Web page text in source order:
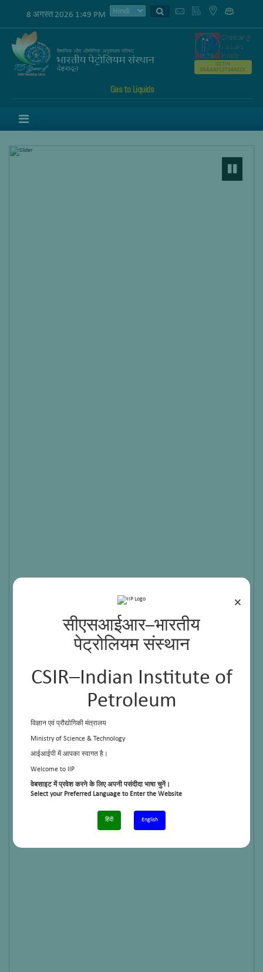
×
सीएसआईआर–भारतीय
पेट्रोलियम संस्थान
CSIR–Indian Institute of
Petroleum
विज्ञान एवं प्रौद्योगिकी मंत्रालय
Ministry of Science & Technology
आईआईपी में आपका स्वागत है।
Welcome to IIP
वेबसाइट में प्रवेश करने के लिए अपनी पसंदीदा भाषा चुनें।
Select your Preferred Language to Enter the Website
हिंदी English
8 अगस्त 2026 1:49 PM
Gas to Liquids
GSTIN
05AAATC2716R2ZK